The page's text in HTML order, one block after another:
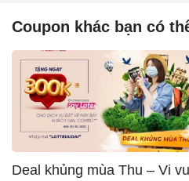
Coupon khác bạn có
Deal khủng mùa Thu – Vi vu